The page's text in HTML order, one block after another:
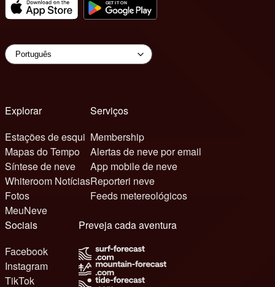
Explorar
Estações de esqui
Mapas do Tempo
Síntese de neve
Whiteroom Notícias
Fotos
MeuNeve
Serviços
Membership
Alertas de neve por email
App mobile de neve
Reporteri neve
Feeds metereológicos
Sociais
Facebook
Instagram
TikTok
Preveja cada aventura